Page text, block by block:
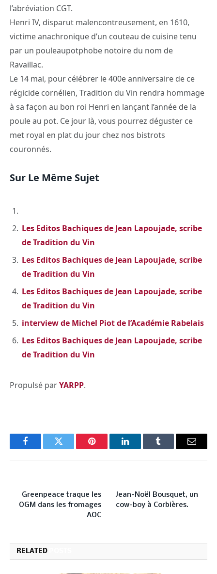
l’abréviation CGT.
Henri IV, disparut malencontreusement, en 1610,
victime anachronique d’un couteau de cuisine tenu
par un pouleaupotphobe notoire du nom de
Ravaillac.
Le 14 mai, pour célébrer le 400e anniversaire de ce
régicide cornélien, Tradition du Vin rendra hommage
à sa façon au bon roi Henri en lançant l’année de la
poule au pot. Ce jour là, vous pourrez déguster ce
met royal en plat du jour chez nos bistrots
couronnés.
Sur Le Même Sujet
Les Editos Bachiques de Jean Lapoujade, scribe
de Tradition du Vin
Les Editos Bachiques de Jean Lapoujade, scribe
de Tradition du Vin
Les Editos Bachiques de Jean Lapoujade, scribe
de Tradition du Vin
interview de Michel Piot de l’Académie Rabelais
Les Editos Bachiques de Jean Lapoujade, scribe
de Tradition du Vin
Propulsé parYARPP.
FacebookTwitter Pinterest LinkedInTumblr Email
Greenpeace traque les
OGM dans les fromages
AOC
Jean-Noël Bousquet, un
cow-boy à Corbières.
RELATED